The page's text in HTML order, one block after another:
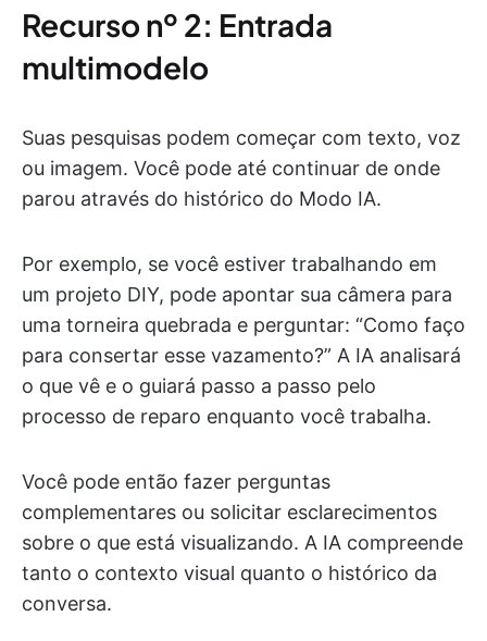
Recurso nº 2: Entrada
multimodelo
Suas pesquisas podem começar com texto, voz
ou imagem. Você pode até continuar de onde
parou através do histórico do Modo IA.
Por exemplo, se você estiver trabalhando em
um projeto DIY, pode apontar sua câmera para
uma torneira quebrada e perguntar: “Como faço
para consertar esse vazamento?” A IA analisará
o que vê e o guiará passo a passo pelo
processo de reparo enquanto você trabalha.
Você pode então fazer perguntas
complementares ou solicitar esclarecimentos
sobre o que está visualizando. A IA compreende
tanto o contexto visual quanto o histórico da
conversa.